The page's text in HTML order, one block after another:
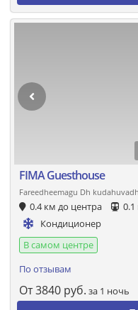
FIMA Guesthouse
Fareedheemagu Dh
0.4 км до центра 0.1
Кондиционер
В самом центре
По отзывам
От3840 руб. за 1 ночь